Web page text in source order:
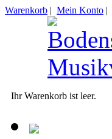
Warenkorb | Mein Konto |
Ihr Warenkorb ist leer.